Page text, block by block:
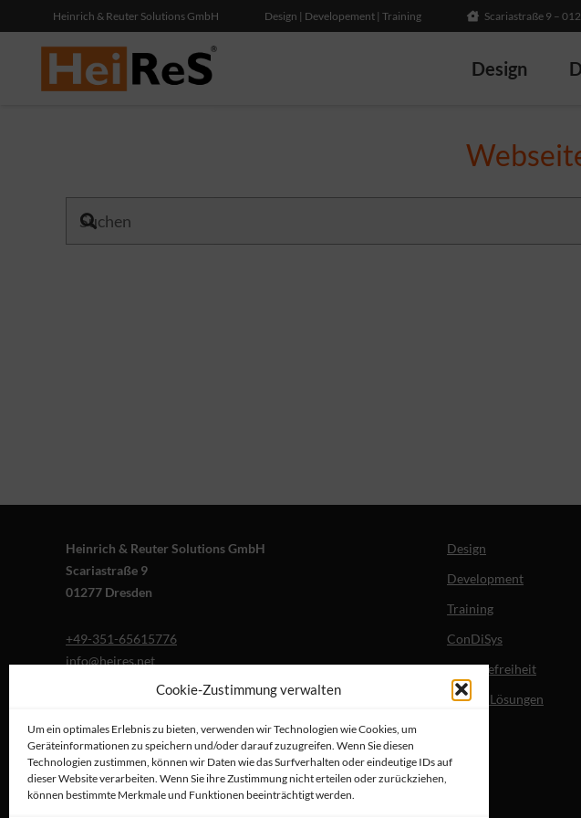
Cookie-Zustimmung verwalten
Um ein optimales Erlebnis zu bieten, verwenden wir Technologien wie Cookies, um
Geräteinformationen zu speichern und/oder darauf zuzugreifen. Wenn Sie diesen
Technologien zustimmen, können wir Daten wie das Surfverhalten oder eindeutige IDs auf
dieser Website verarbeiten. Wenn Sie ihre Zustimmung nicht erteilen oder zurückziehen,
können bestimmte Merkmale und Funktionen beeinträchtigt werden.
Heinrich & Reuter Solutions GmbH Design | Developement | Training Scariastraße 9 –
Design
Heinrich & Reuter Solutions GmbH
Scariastraße 9
01277 Dresden
+49-351-65615776
info@heires.net
Design
Development
Training
ConDiSys
Barrierefreiheit
Mobile Lösungen